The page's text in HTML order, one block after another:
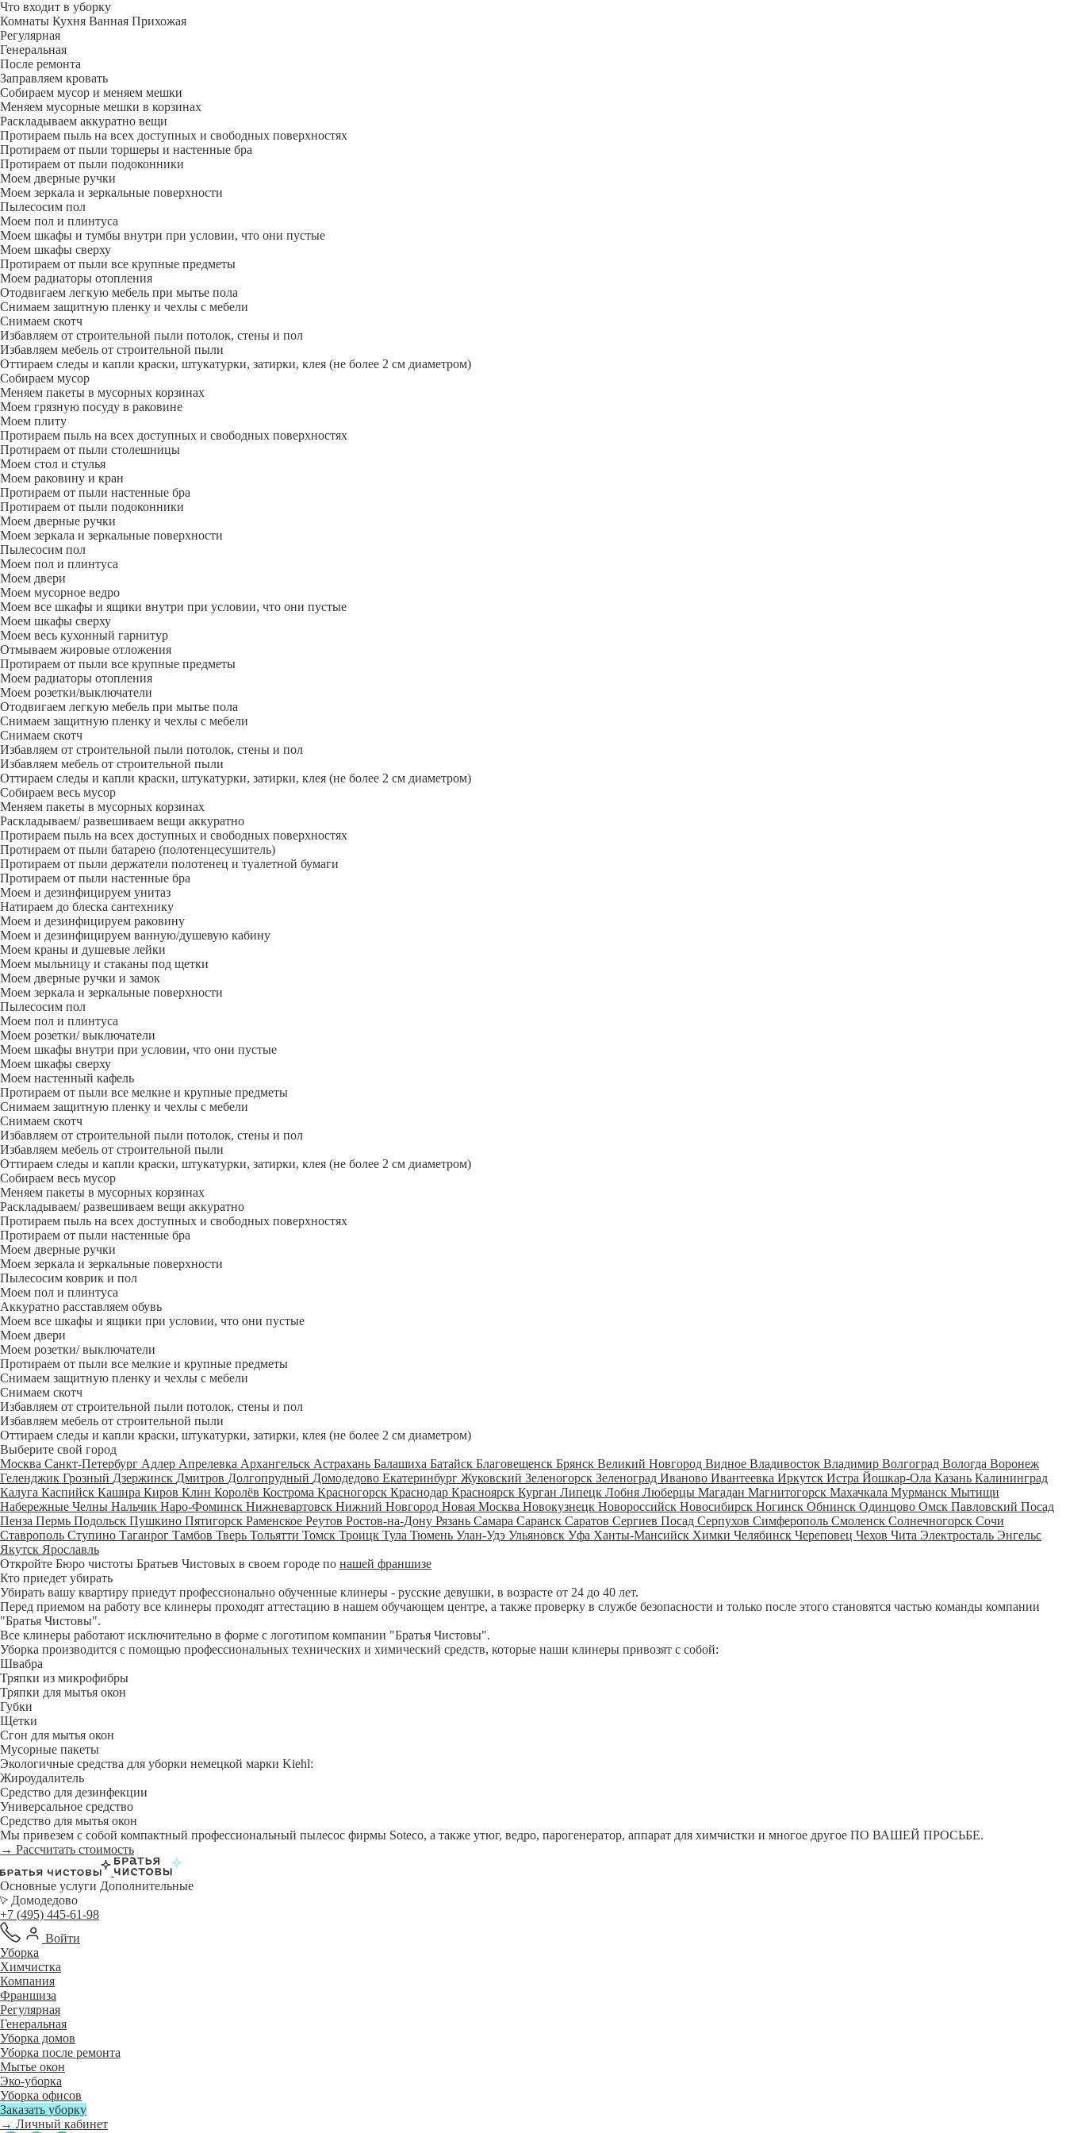
Что входит в уборку
Регу­лярная
Гене­ральная
После ремонта
Заправляем кровать
Собираем мусор и меняем мешки
Меняем мусорные мешки в корзинах
Раскладываем аккуратно вещи
Протираем пыль на всех доступных и свободных поверхностях
Протираем от пыли торшеры и настенные бра
Протираем от пыли подоконники
Моем дверные ручки
Моем зеркала и зеркальные поверхности
Пылесосим пол
Моем пол и плинтуса
Моем шкафы и тумбы внутри при условии, что они пустые
Моем шкафы сверху
Протираем от пыли все крупные предметы
Моем радиаторы отопления
Отодвигаем легкую мебель при мытье пола
Снимаем защитную пленку и чехлы с мебели
Снимаем скотч
Избавляем от строительной пыли потолок, стены и пол
Избавляем мебель от строительной пыли
Оттираем следы и капли краски, штукатурки, затирки, клея (не более 2 см диаметром)
Собираем мусор
Меняем пакеты в мусорных корзинах
Моем грязную посуду в раковине
Моем плиту
Протираем пыль на всех доступных и свободных поверхностях
Протираем от пыли столешницы
Моем стол и стулья
Моем раковину и кран
Протираем от пыли настенные бра
Протираем от пыли подоконники
Моем дверные ручки
Моем зеркала и зеркальные поверхности
Пылесосим пол
Моем пол и плинтуса
Моем двери
Моем мусорное ведро
Моем все шкафы и ящики внутри при условии, что они пустые
Моем шкафы сверху
Моем весь кухонный гарнитур
Отмываем жировые отложения
Протираем от пыли все крупные предметы
Моем радиаторы отопления
Моем розетки/выключатели
Отодвигаем легкую мебель при мытье пола
Снимаем защитную пленку и чехлы с мебели
Снимаем скотч
Избавляем от строительной пыли потолок, стены и пол
Избавляем мебель от строительной пыли
Оттираем следы и капли краски, штукатурки, затирки, клея (не более 2 см диаметром)
Собираем весь мусор
Меняем пакеты в мусорных корзинах
Раскладываем/ развешиваем вещи аккуратно
Протираем пыль на всех доступных и свободных поверхностях
Протираем от пыли батарею (полотенцесушитель)
Протираем от пыли держатели полотенец и туалетной бумаги
Протираем от пыли настенные бра
Моем и дезинфицируем унитаз
Натираем до блеска сантехнику
Моем и дезинфицируем раковину
Моем и дезинфицируем ванную/душевую кабину
Моем краны и душевые лейки
Моем мыльницу и стаканы под щетки
Моем дверные ручки и замок
Моем зеркала и зеркальные поверхности
Пылесосим пол
Моем пол и плинтуса
Моем розетки/ выключатели
Моем шкафы внутри при условии, что они пустые
Моем шкафы сверху
Моем настенный кафель
Протираем от пыли все мелкие и крупные предметы
Снимаем защитную пленку и чехлы с мебели
Снимаем скотч
Избавляем от строительной пыли потолок, стены и пол
Избавляем мебель от строительной пыли
Оттираем следы и капли краски, штукатурки, затирки, клея (не более 2 см диаметром)
Собираем весь мусор
Меняем пакеты в мусорных корзинах
Раскладываем/ развешиваем вещи аккуратно
Протираем пыль на всех доступных и свободных поверхностях
Протираем от пыли настенные бра
Моем дверные ручки
Моем зеркала и зеркальные поверхности
Пылесосим коврик и пол
Моем пол и плинтуса
Аккуратно расставляем обувь
Моем все шкафы и ящики при условии, что они пустые
Моем двери
Моем розетки/ выключатели
Протираем от пыли все мелкие и крупные предметы
Снимаем защитную пленку и чехлы с мебели
Снимаем скотч
Избавляем от строительной пыли потолок, стены и пол
Избавляем мебель от строительной пыли
Оттираем следы и капли краски, штукатурки, затирки, клея (не более 2 см диаметром)
Выберите свой город
Москва Санкт-Петербург Адлер Апрелевка Архангельск Астрахань Балашиха Батайск Благовещенск Брянск Великий Новгород Видное Владивосток Владимир Волгоград Вологда Воронеж
Геленджик Грозный Дзержинск Дмитров Долгопрудный Домодедово Екатеринбург Жуковский Зеленогорск Зеленоград Иваново Ивантеевка Иркутск Истра Йошкар-Ола Казань Калининград
Калуга Каспийск Кашира Киров Клин Королёв Кострома Красногорск Краснодар Красноярск Курган Липецк Лобня Люберцы Магадан Магнитогорск Махачкала Мурманск Мытищи
Набережные Челны Нальчик Наро-Фоминск Нижневартовск Нижний Новгород Новая Москва Новокузнецк Новороссийск Новосибирск Ногинск Обнинск Одинцово Омск Павловский Посад
Пенза Пермь Подольск Пушкино Пятигорск Раменское Реутов Ростов-на-Дону Рязань Самара Саранск Саратов Сергиев Посад Серпухов Симферополь Смоленск Солнечногорск Сочи
Ставрополь Ступино Таганрог Тамбов Тверь Тольятти Томск Троицк Тула Тюмень Улан-Удэ Ульяновск Уфа Ханты-Мансийск Химки Челябинск Череповец Чехов Чита Электросталь Энгельс
Якутск Ярославль
Откройте Бюро чистоты Братьев Чистовых в своем городе по нашей франшизе
Кто приедет убирать
Убирать вашу квартиру приедут профессионально обученные клинеры - русские девушки, в возрасте от 24 до 40 лет.
Перед приемом на работу все клинеры проходят аттестацию в нашем обучающем центре, а также проверку в службе безопасности и только после этого становятся частью команды компании
"Братья Чистовы".
Все клинеры работают исключительно в форме с логотипом компании "Братья Чистовы".
Уборка производится с помощью профессиональных технических и химический средств, которые наши клинеры привозят с собой:
Швабра
Тряпки из микрофибры
Тряпки для мытья окон
Губки
Щетки
Сгон для мытья окон
Мусорные пакеты
Экологичные средства для уборки немецкой марки Kiehl:
Жироудалитель
Средство для дезинфекции
Универсальное средство
Средство для мытья окон
Мы привезем с собой компактный профессиональный пылесос фирмы Soteco, а также утюг, ведро, парогенератор, аппарат для химчистки и многое другое ПО ВАШЕЙ ПРОСЬБЕ.
→ Рассчитать стоимость
Основные услуги Дополнительные
Домодедово
+7 (495) 445-61-98
Войти
Уборка
Химчистка
Компания
Франшиза
Регулярная
Генеральная
Уборка домов
Уборка после ремонта
Мытье окон
Эко-уборка
Уборка офисов
Заказать уборку
→ Личный кабинет